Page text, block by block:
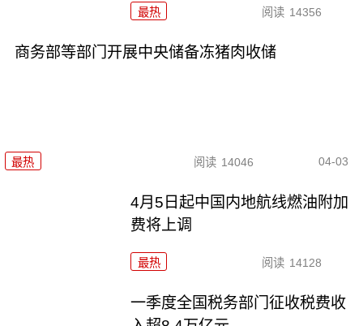
最热 阅读 14356
商务部等部门开展中央储备冻猪肉收储
最热 阅读 14046 04-03
4月5日起中国内地航线燃油附加
费将上调
最热 阅读 14128
一季度全国税务部门征收税费收